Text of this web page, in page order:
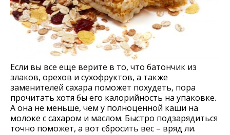
Если вы все еще верите в то, что батончик из
злаков, орехов и сухофруктов, а также
заменителей сахара поможет похудеть, пора
прочитать хотя бы его калорийность на упаковке.
А она не меньше, чем у полноценной каши на
молоке с сахаром и маслом. Быстро подзарядиться
точно поможет, а вот сбросить вес – вряд ли.